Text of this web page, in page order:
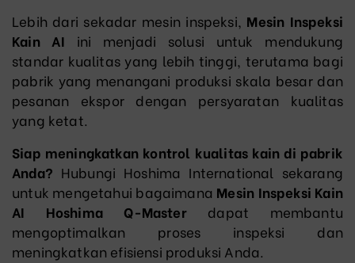
Lebih dari sekadar mesin inspeksi, Mesin Inspeksi
Kain AI ini menjadi solusi untuk mendukung
standar kualitas yang lebih tinggi, terutama bagi
pabrik yang menangani produksi skala besar dan
pesanan ekspor dengan persyaratan kualitas
yang ketat.
Siap meningkatkan kontrol kualitas kain di pabrik
Anda? Hubungi Hoshima International sekarang
untuk mengetahui bagaimana Mesin Inspeksi Kain
AI Hoshima Q-Masterdapat membantu
mengoptimalkan proses inspeksi dan
meningkatkan efisiensi produksi Anda.